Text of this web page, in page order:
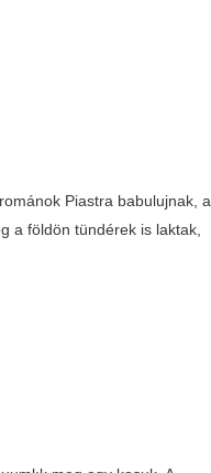
Piastra babulujnak, a
a földön tündérek is laktak,